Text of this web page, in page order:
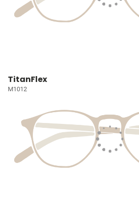
TitanFlex
M1012